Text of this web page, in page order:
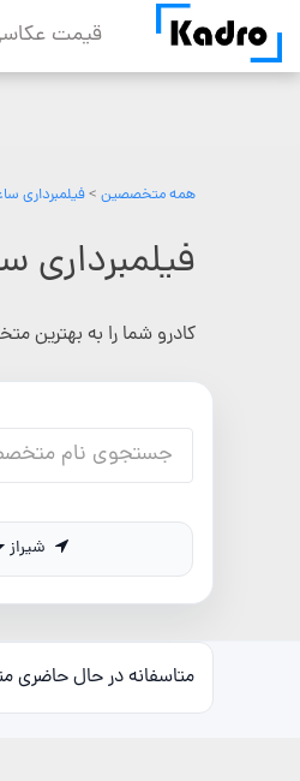
content
قیمت
همه متخصصین >فیلمبرداری
فیلمبرداری
کادرو شما را به بهترین
متاسفانه در حال حاضری